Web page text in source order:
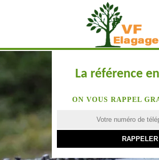
La référence
ON VOUS RAPPEL